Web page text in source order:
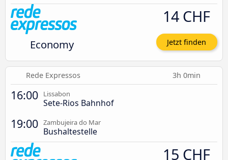
Economy
14 CHF
Jetzt finden
Rede Expressos 3h 0min
16:00 Lissabon
Sete-Rios Bahnhof
19:00 Zambujeira do Mar
Bushaltestelle
15 CHF